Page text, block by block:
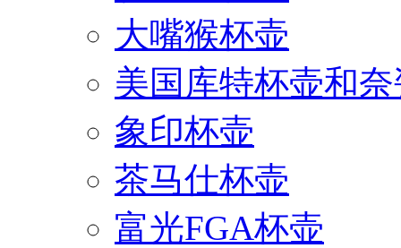
大嘴猴杯壶
美国库特杯壶和
象印杯壶
茶马仕杯壶
富光FGA杯壶